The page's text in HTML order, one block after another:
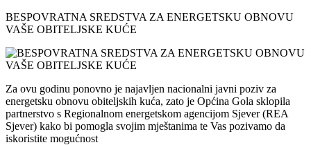
BESPOVRATNA SREDSTVA ZA ENERGETSKU OBNOVU
VAŠE OBITELJSKE KUĆE
Za ovu godinu ponovno je najavljen nacionalni javni poziv za
energetsku obnovu obiteljskih kuća, zato je Općina Gola sklopila
partnerstvo s Regionalnom energetskom agencijom Sjever (REA
Sjever) kako bi pomogla svojim mještanima te Vas pozivamo da
iskoristite mogućnost